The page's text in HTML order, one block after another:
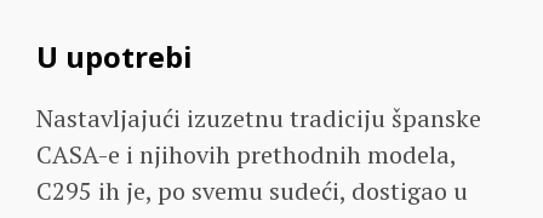
U upotrebi
Nastavljajući izuzetnu tradiciju španske
CASA-e i njihovih prethodnih modela,
C295 ih je, po svemu sudeći, dostigao u